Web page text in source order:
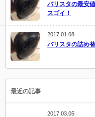
バリスタの最安
スゴイ！
2017.01.08
バリスタの詰め
最近の記事
2017.03.05